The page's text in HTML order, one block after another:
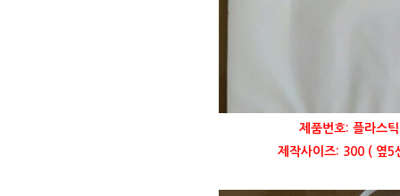
제품번호: 플라스
제작사이즈: 300 ( 옆5